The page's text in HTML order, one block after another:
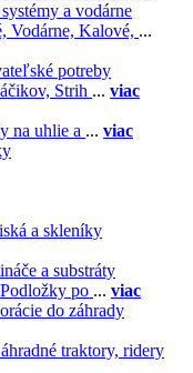
a vodárne
Vodárne, Kalové, ...
potreby
Strih ... viac
na uhlie a ... viac
a skleníky
a substráty
Podložky po ... viac
do záhrady
traktory, ridery